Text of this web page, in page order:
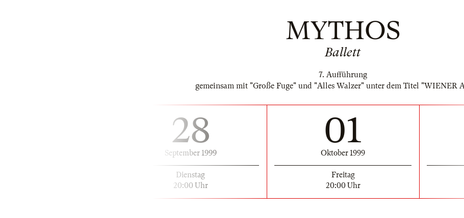
MYTHOS
Ballett
7. Aufführung
gemeinsam mit "Große Fuge" und "Alles Walzer" unter dem Titel "WIENER
28
September 1999
Dienstag
20:00 Uhr
01
Oktober 1999
Freitag
20:00 Uhr